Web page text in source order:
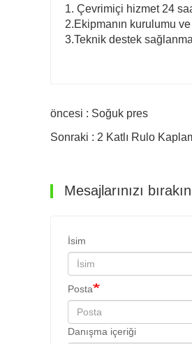
1. Çevrimiçi hizmet 24
2.Ekipmanın kurulumu
3.Teknik destek
öncesi : Soğuk pres
Sonraki : 2 Katlı Rulo
Mesajlarınızı bırakın
İsim
Posta
Danışma içeriği